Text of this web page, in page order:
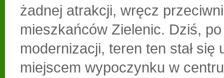
żadnej atrakcji, wręcz
mieszkańców Zielenic. Dziś,
modernizacji, teren ten stał się
miejscem wypoczynku w